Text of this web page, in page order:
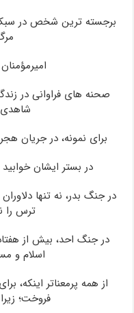
برجسته ترین شخص در سبک
صحنه های فراوانی در
برای نمونه، در جریان
در بستر ایشان
در جنگ بدر، نه تنها
ترس را
در جنگ احد، بیش از
اسلام و
از همه پرمعناتر اینکه،
فروخت؛ زیرا